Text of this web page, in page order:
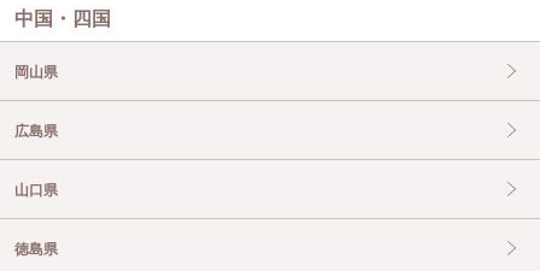
中国・四国
岡山県
広島県
山口県
徳島県